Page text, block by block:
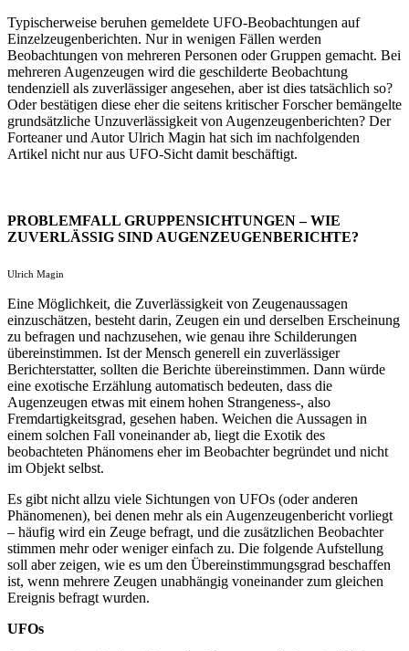
Typischerweise beruhen gemeldete UFO-Beobachtungen auf
Einzelzeugenberichten. Nur in wenigen Fällen werden
Beobachtungen von mehreren Personen oder Gruppen gemacht. Bei
mehreren Augenzeugen wird die geschilderte Beobachtung
tendenziell als zuverlässiger angesehen, aber ist dies tatsächlich so?
Oder bestätigen diese eher die seitens kritischer Forscher bemängelte
grundsätzliche Unzuverlässigkeit von Augenzeugenberichten? Der
Forteaner und Autor Ulrich Magin hat sich im nachfolgenden
Artikel nicht nur aus UFO-Sicht damit beschäftigt.
PROBLEMFALL GRUPPENSICHTUNGEN – WIE
ZUVERLÄSSIG SIND AUGENZEUGENBERICHTE?
Ulrich Magin
Eine Möglichkeit, die Zuverlässigkeit von Zeugenaussagen
einzuschätzen, besteht darin, Zeugen ein und derselben Erscheinung
zu befragen und nachzusehen, wie genau ihre Schilderungen
übereinstimmen. Ist der Mensch generell ein zuverlässiger
Berichterstatter, sollten die Berichte übereinstimmen. Dann würde
eine exotische Erzählung automatisch bedeuten, dass die
Augenzeugen etwas mit einem hohen Strangeness-, also
Fremdartigkeitsgrad, gesehen haben. Weichen die Aussagen in
einem solchen Fall voneinander ab, liegt die Exotik des
beobachteten Phänomens eher im Beobachter begründet und nicht
im Objekt selbst.
Es gibt nicht allzu viele Sichtungen von UFOs (oder anderen
Phänomenen), bei denen mehr als ein Augenzeugenbericht vorliegt
– häufig wird ein Zeuge befragt, und die zusätzlichen Beobachter
stimmen mehr oder weniger einfach zu. Die folgende Aufstellung
soll aber zeigen, wie es um den Übereinstimmungsgrad beschaffen
ist, wenn mehrere Zeugen unabhängig voneinander zum gleichen
Ereignis befragt wurden.
UFOs